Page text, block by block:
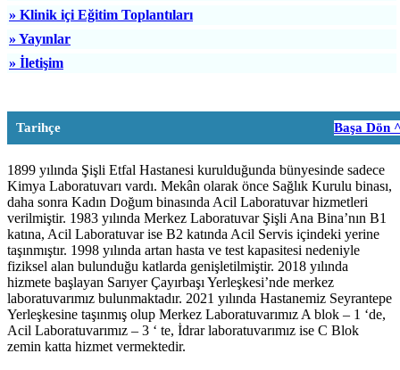
» Klinik içi Eğitim Toplantıları
» Yayınlar
» İletişim
Tarihçe Başa Dön
1899 yılında Şişli Etfal Hastanesi kurulduğunda bünyesinde sadece
Kimya Laboratuvarı vardı. Mekân olarak önce Sağlık Kurulu binası,
daha sonra Kadın Doğum binasında Acil Laboratuvar hizmetleri
verilmiştir. 1983 yılında Merkez Laboratuvar Şişli Ana Bina’nın B1
katına, Acil Laboratuvar ise B2 katında Acil Servis içindeki yerine
taşınmıştır. 1998 yılında artan hasta ve test kapasitesi nedeniyle
fiziksel alan bulunduğu katlarda genişletilmiştir. 2018 yılında
hizmete başlayan Sarıyer Çayırbaşı Yerleşkesi’nde merkez
laboratuvarımız bulunmaktadır. 2021 yılında Hastanemiz Seyrantepe
Yerleşkesine taşınmış olup Merkez Laboratuvarımız A blok – 1 ‘de,
Acil Laboratuvarımız – 3 ‘ te, İdrar laboratuvarımız ise C Blok
zemin katta hizmet vermektedir.